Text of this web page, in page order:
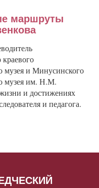
маршруты
краевого
музея и Минусинского
музея им. Н.М.
и достижениях
и педагога.